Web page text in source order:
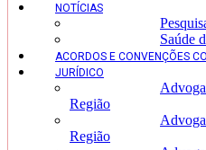
NOTÍCIAS
Saúde
ACORDOS E CONVENÇÕES
JURÍDICO
Região
Região